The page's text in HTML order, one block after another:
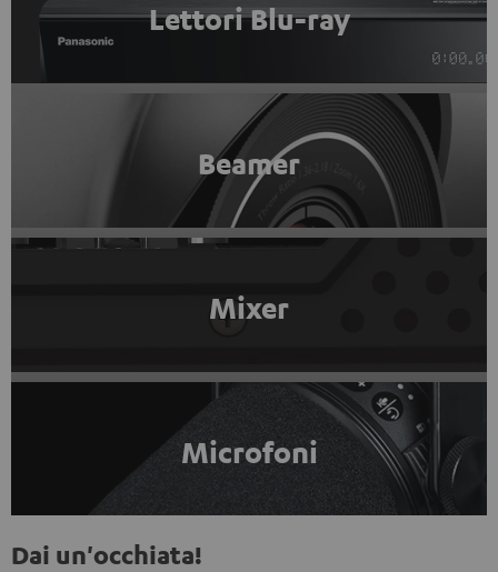
Lettori Blu-ray
Beamer
Mixer
Microfoni
Dai un'occhiata!